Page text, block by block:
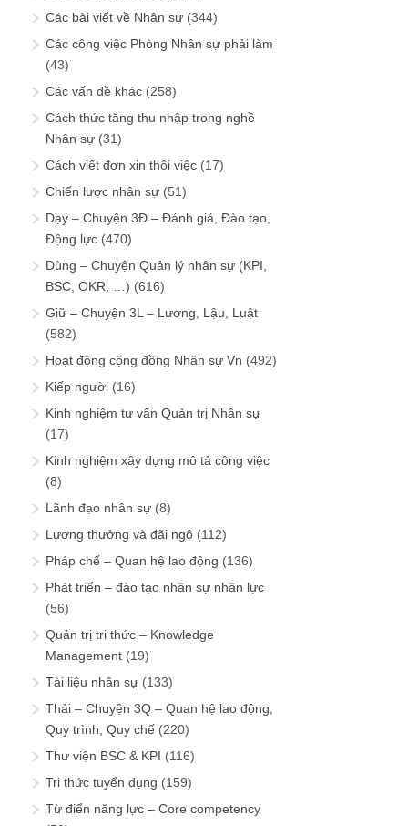
Các bài viết về Nhân sự (344)
Các công việc Phòng Nhân sự phải làm
(43)
Các vấn đề khác (258)
Cách thức tăng thu nhập trong nghề
Nhân sự (31)
Cách viết đơn xin thôi việc (17)
Chiến lược nhân sự (51)
Dạy – Chuyện 3Đ – Đánh giá, Đào tạo,
Động lực (470)
Dùng – Chuyện Quản lý nhân sự (KPI,
BSC, OKR, …) (616)
Giữ – Chuyện 3L – Lương, Lậu, Luật
(582)
Hoạt động cộng đồng Nhân sự Vn (492)
Kiếp người (16)
Kinh nghiệm tư vấn Quản trị Nhân sự
(17)
Kinh nghiệm xây dựng mô tả công việc
(8)
Lãnh đạo nhân sự (8)
Lương thưởng và đãi ngộ (112)
Pháp chế – Quan hệ lao động (136)
Phát triển – đào tạo nhân sự nhân lực
(56)
Quản trị tri thức – Knowledge
Management (19)
Tài liệu nhân sự (133)
Thải – Chuyện 3Q – Quan hệ lao động,
Quy trình, Quy chế (220)
Thư viện BSC & KPI (116)
Tri thức tuyển dụng (159)
Từ điển năng lực – Core competency